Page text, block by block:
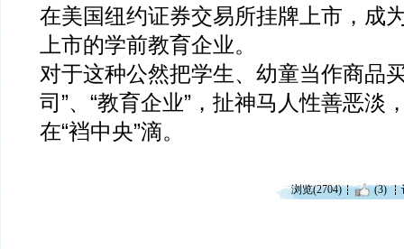
在美国纽约证券交易所挂牌上市，成
上市的学前教育企业。
对于这种公然把学生、幼童当作商品
司”、“教育企业”，扯神马人性善恶淡
在“裆中央”滴。
浏览(2704) (3)